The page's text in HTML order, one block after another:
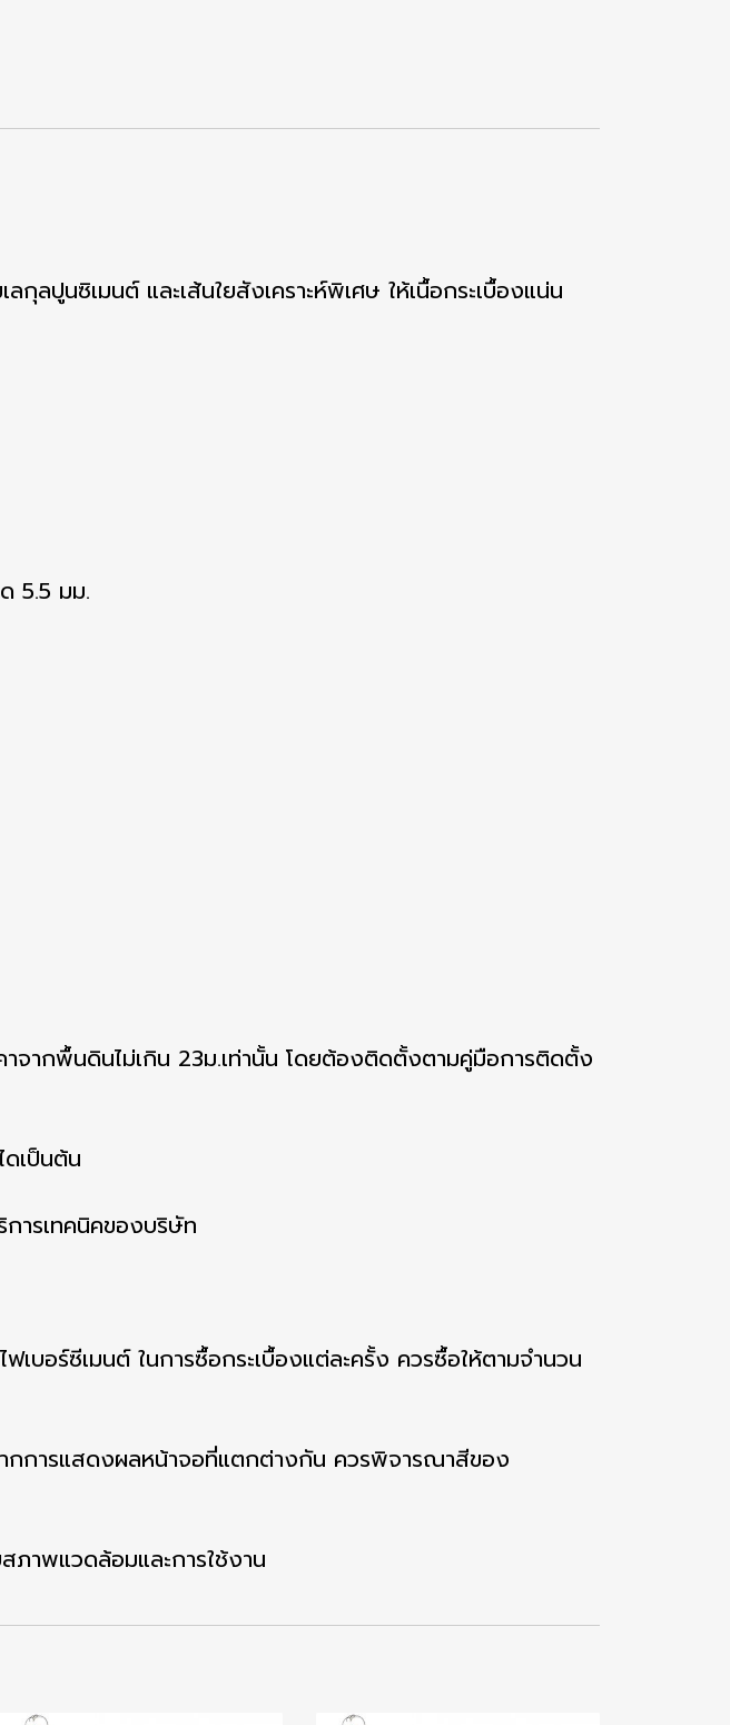
ลปูนซิเมนต์ และเส้นใยสังเคราะห์พิเศษ ให้เนื้อกระเบื้องแน่น
5.5 มม.
ากพื้นดินไม่เกิน 23ม.เท่านั้น โดยต้องติดตั้งตามคู่มือการติดตั้ง
เป็นต้น
ารเทคนิคของบริษัท
บอร์ซีเมนต์ ในการซื้อกระเบื้องแต่ละครั้ง ควรซื้อให้ตามจำนวน
การแสดงผลหน้าจอที่แตกต่างกัน ควรพิจารณาสีของ
าพแวดล้อมและการใช้งาน